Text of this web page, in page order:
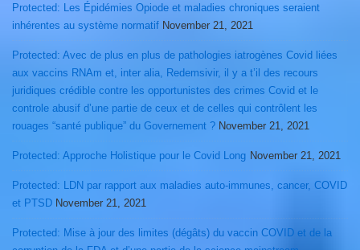
Protected: Les Épidémies Opiode et maladies chroniques seraient
inhérentes au système normatif November 21, 2021
Protected: Avec de plus en plus de pathologies iatrogènes Covid liées
aux vaccins RNAm et, inter alia, Redemsivir, il y a t’il des recours
juridiques crédible contre les opportunistes des crimes Covid et le
controle abusif d’une partie de ceux et de celles qui contrôlent les
rouages “santé publique” du Governement ? November 21, 2021
Protected: Approche Holistique pour le Covid Long November 21, 2021
Protected: LDN par rapport aux maladies auto-immunes, cancer, COVID
et PTSD November 21, 2021
Protected: Mise à jour des limites (dégâts) du vaccin COVID et de la